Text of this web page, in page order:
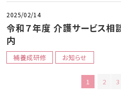
2025/02/14
令和７年度 介護サービス
内
補養成研修 お知らせ
1 2 3